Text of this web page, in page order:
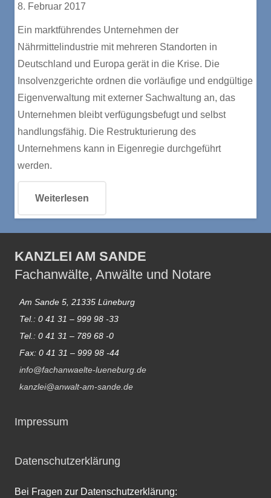
8. Februar 2017
Ein marktführendes Unternehmen der
Nährmittelindustrie mit mehreren Standorten in
Deutschland und Europa gerät in die Krise. Die
Insolvenzgerichte ordnen die vorläufige und endgültige
Eigenverwaltung mit externer Sachwaltung an, das
Unternehmen bleibt verfügungsbefugt und selbst
handlungsfähig. Die Restrukturierung des
Unternehmens kann in Eigenregie durchgeführt
werden.
Weiterlesen
KANZLEI AM SANDE
Fachanwälte, Anwälte und Notare
Am Sande 5, 21335 Lüneburg
Tel.: 0 41 31 – 999 98 -33
Tel.: 0 41 31 – 789 68 -0
Fax: 0 41 31 – 999 98 -44
info@fachanwaelte-lueneburg.de
kanzlei@anwalt-am-sande.de
Impressum
Datenschutzerklärung
Bei Fragen zur Datenschutzerklärung: